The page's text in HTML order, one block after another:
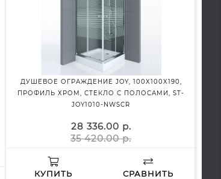
ДУШЕВОЕ ОГРАЖДЕНИЕ JOY, 100X100X190,
ПРОФИЛЬ ХРОМ, СТЕКЛО С ПОЛОСАМИ, ST-
JOY1010-NWSCR
28 336.00 р.
35 420.00 р.
КУПИТЬ СРАВНИТЬ